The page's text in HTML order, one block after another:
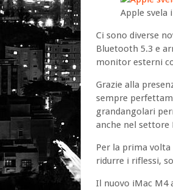
Apple svela
Ci sono diverse
Bluetooth 5.3 e
monitor esterni
Grazie alla
sempre
grandangolari
anche nel settore
Per la prima
ridurre i riflessi,
Il nuovo iMac M4